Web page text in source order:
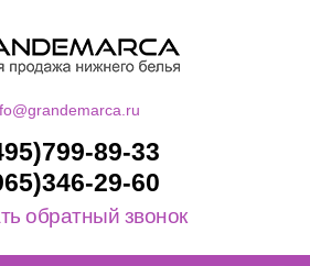
89-33
29-60
обратный звонок